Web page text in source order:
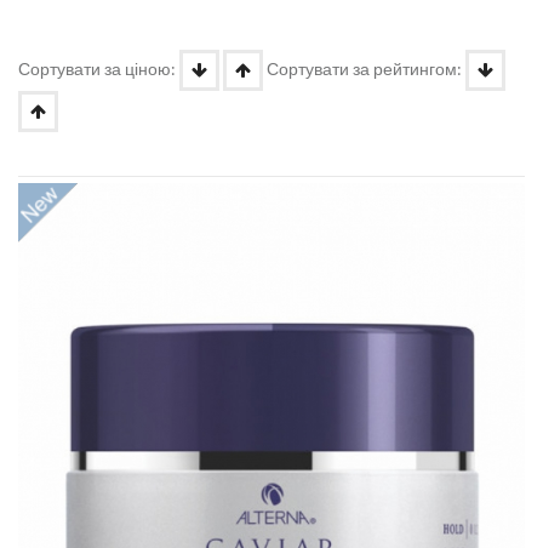
Сортувати за ціною: Сортувати за рейтингом: